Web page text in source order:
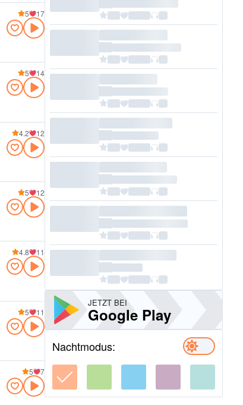
5 17
5 14
4.2 12
5 12
4.8 11
5 11
5 7
JETZT BEI
Google Play
Nachtmodus: